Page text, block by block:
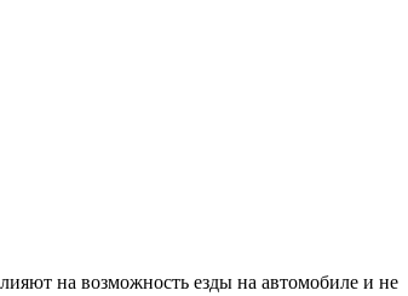
на возможность езды на автомобиле и не